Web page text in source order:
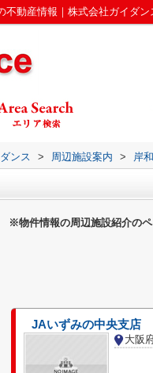
不動産情報｜株式会社ガイダン
ンス > 周辺施設案内 > 岸
※物件情報の周辺施設紹介の
JAいずみの中央支店
大阪